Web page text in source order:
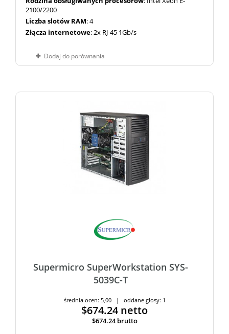
2100/2200
Liczba slotów RAM: 4
Złącza internetowe: 2x RJ-45 1Gb/s
Dodaj do porównania
Supermicro SuperWorkstation SYS-
5039C-T
średnia ocen: 5,00 | oddane głosy: 1
$674.24 netto
$674.24brutto